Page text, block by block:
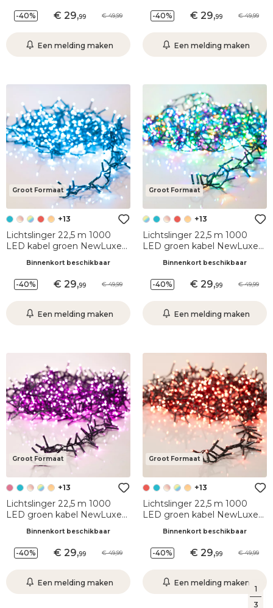
1
3
-40% 29,99 49,99
Een melding maken
-40% 29,99 49,99
Een melding maken
Groot Formaat
+13
Lichtslinger 22,5 m 1000
LED kabel groen NewLuxe
Binnenkort beschikbaar
-40% 29,99 49,99
Een melding maken
Groot Formaat
+13
Lichtslinger 22,5 m 1000
LED groen kabel NewLuxe
Binnenkort beschikbaar
-40% 29,99 49,99
Een melding maken
Groot Formaat
+13
Lichtslinger 22,5 m 1000
LED groen kabel NewLuxe
Binnenkort beschikbaar
-40% 29,99 49,99
Een melding maken
Groot Formaat
+13
Lichtslinger 22,5 m 1000
LED groen kabel NewLuxe
Binnenkort beschikbaar
-40% 29,99 49,99
Een melding maken